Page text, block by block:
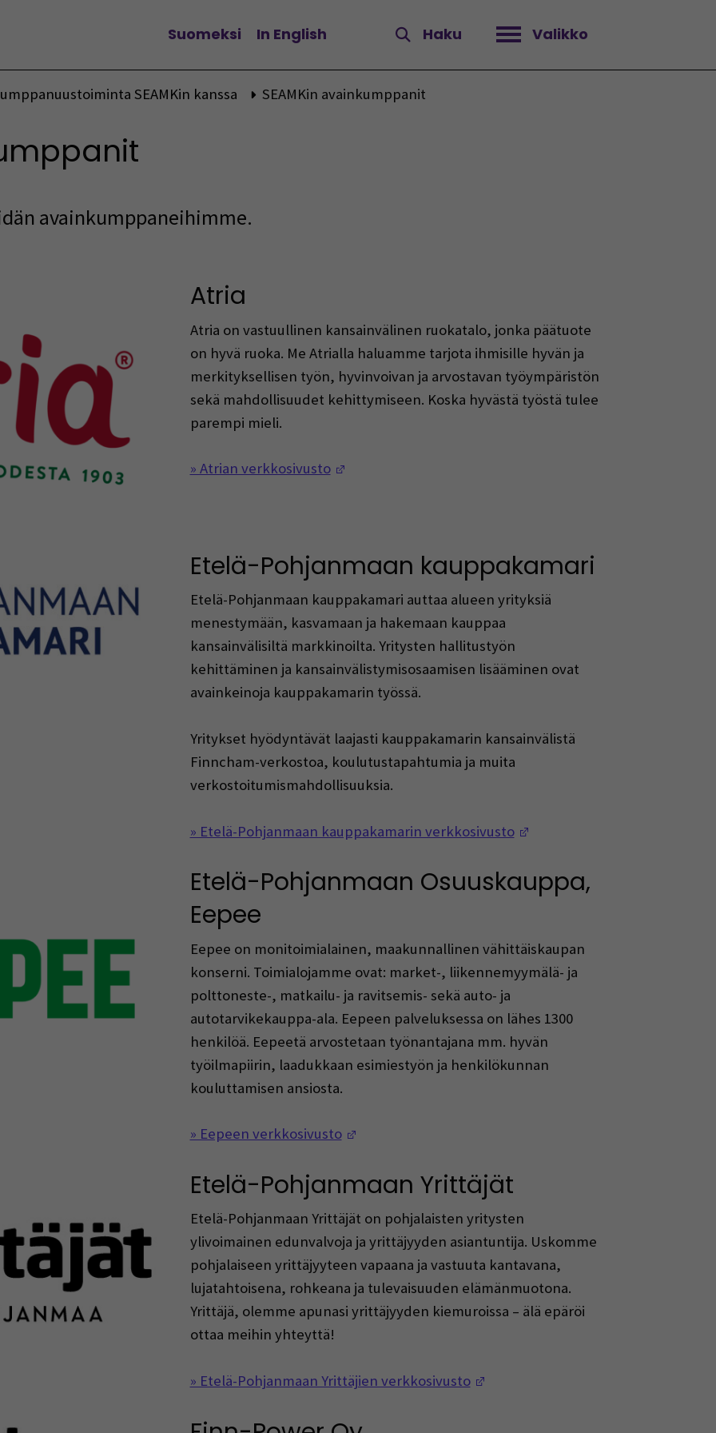
Vaihda kieltä
Suomeksi In English Haku Valikko
Avaa valikko
SEAMKin kanssa SEAMKin avainkumppanit
avainkumppaneihimme.
Atria
Atria on vastuullinen kansainvälinen ruokatalo, jonka päätuote
on hyvä ruoka. Me Atrialla haluamme tarjota ihmisille hyvän ja
merkityksellisen työn, hyvinvoivan ja arvostavan työympäristön
sekä mahdollisuudet kehittymiseen. Koska hyvästä työstä tulee
parempi mieli.
» Atrian verkkosivusto
Etelä-Pohjanmaan kauppakamari
Etelä-Pohjanmaan kauppakamari auttaa alueen yrityksiä
menestymään, kasvamaan ja hakemaan kauppaa
kansainvälisiltä markkinoilta. Yritysten hallitustyön
kehittäminen ja kansainvälistymisosaamisen lisääminen ovat
avainkeinoja kauppakamarin työssä.
Yritykset hyödyntävät laajasti kauppakamarin kansainvälistä
Finncham-verkostoa, koulutustapahtumia ja muita
verkostoitumismahdollisuuksia.
» Etelä-Pohjanmaan kauppakamarin verkkosivusto
Etelä-Pohjanmaan Osuuskauppa,
Eepee
Eepee on monitoimialainen, maakunnallinen vähittäiskaupan
konserni. Toimialojamme ovat: market-, liikennemyymälä- ja
polttoneste-, matkailu- ja ravitsemis- sekä auto- ja
autotarvikekauppa-ala. Eepeen palveluksessa on lähes 1300
henkilöä. Eepeetä arvostetaan työnantajana mm. hyvän
työilmapiirin, laadukkaan esimiestyön ja henkilökunnan
kouluttamisen ansiosta.
» Eepeen verkkosivusto
Etelä-Pohjanmaan Yrittäjät
Etelä-Pohjanmaan Yrittäjät on pohjalaisten yritysten
ylivoimainen edunvalvoja ja yrittäjyyden asiantuntija. Uskomme
pohjalaiseen yrittäjyyteen vapaana ja vastuuta kantavana,
lujatahtoisena, rohkeana ja tulevaisuuden elämänmuotona.
Yrittäjä, olemme apunasi yrittäjyyden kiemuroissa – älä epäröi
ottaa meihin yhteyttä!
» Etelä-Pohjanmaan Yrittäjien verkkosivusto